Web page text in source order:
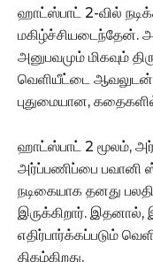
ஹாட்ஸ்பாட் 2-வில்
மகிழ்ச்சியடைந்தேன்.
அனுபவமும் மிகவும்
வெளியீட்டை ஆவலுடன்
புதுமையான, கதைகளில்
ஹாட்ஸ்பாட் 2 மூலம்,
அர்ப்பணிப்பை பவானி
நடிகையாக தனது
இருக்கிறார். இதனால்,
எதிர்பார்க்கப்படும்
திகழ்கிறது.